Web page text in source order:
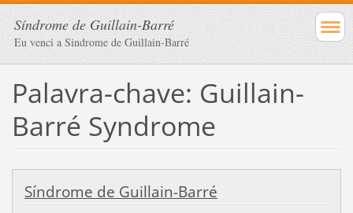
Síndrome de Guillain-Barré
Eu venci a Sindrome de Guillain-Barré
Palavra-chave: Guillain-
Barré Syndrome
Síndrome de Guillain-Barré